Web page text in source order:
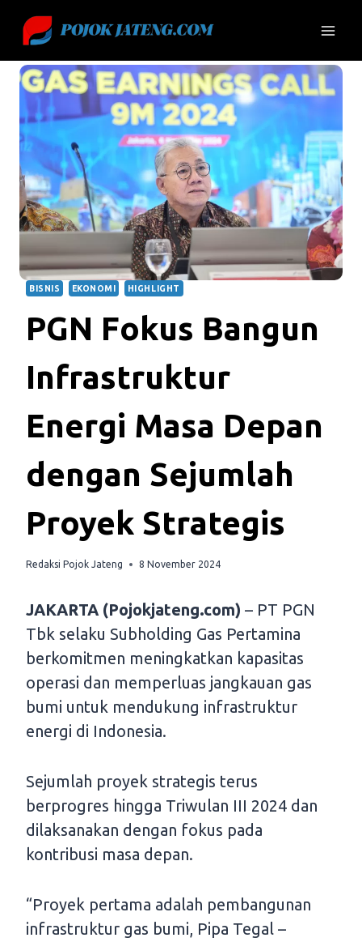
content
BISNIS EKONOMI HIGHLIGHT
PGN Fokus Bangun
Infrastruktur
Energi Masa Depan
dengan Sejumlah
Proyek Strategis
Redaksi Pojok Jateng 8 November 2024
JAKARTA (Pojokjateng.com) – PT PGN
Tbk selaku Subholding Gas Pertamina
berkomitmen meningkatkan kapasitas
operasi dan memperluas jangkauan gas
bumi untuk mendukung infrastruktur
energi di Indonesia.
Sejumlah proyek strategis terus
berprogres hingga Triwulan III 2024 dan
dilaksanakan dengan fokus pada
kontribusi masa depan.
“Proyek pertama adalah pembangunan
infrastruktur gas bumi, Pipa Tegal –